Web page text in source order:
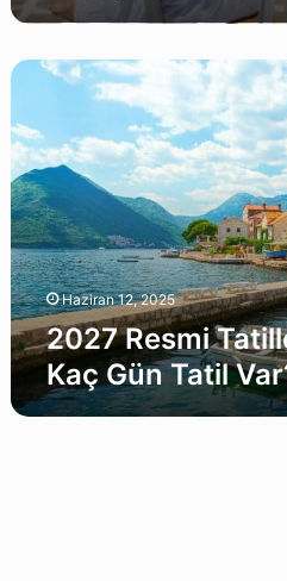
2027
Tatiller,
2027’de
Kaç
Gün
Tatil
Var?
Haziran 12, 2025
2027 Resmi
Kaç Gün Tatil